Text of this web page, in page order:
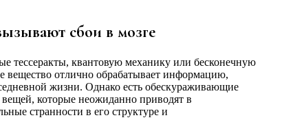
сбои в мозге
тессеракты, квантовую механику или бесконечную
отлично обрабатывает информацию,
жизни. Однако есть обескураживающие
которые неожиданно приводят в
странности в его структуре и